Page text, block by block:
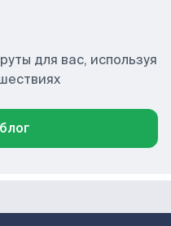
для вас, используя